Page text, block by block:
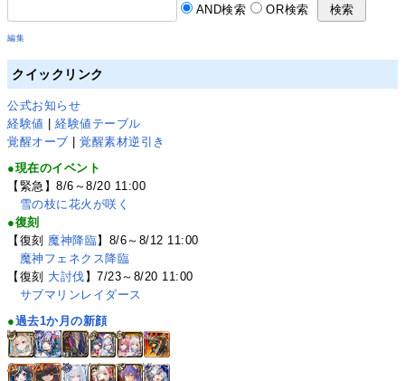
AND検索 OR検索
編集
クイックリンク
公式お知らせ
経験値 |経験値テーブル
覚醒オーブ |覚醒素材逆引き
●現在のイベント
【緊急】8/6～8/20 11:00
雪の枝に花火が咲く
●復刻
【復刻 魔神降臨】8/6～8/12 11:00
魔神フェネクス降臨
【復刻 大討伐 】7/23～8/20 11:00
サブマリンレイダース
●過去1か月の新顔